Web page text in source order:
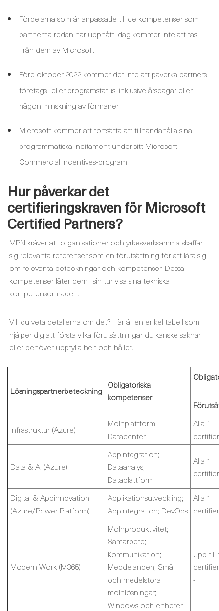
Fördelarna som är anpassade till de kompetenser som
partnerna redan har uppnått idag kommer inte att tas
ifrån dem av Microsoft.
Före oktober 2022 kommer det inte att påverka partners
företags- eller programstatus, inklusive årsdagar eller
någon minskning av förmåner.
Microsoft kommer att fortsätta att tillhandahålla sina
programmatiska incitament under sitt Microsoft
Commercial Incentives-program.
Hur påverkar det
certifieringskraven för Microsoft
Certified Partners?
MPN kräver att organisationer och yrkesverksamma skaffar
sig relevanta referenser som en förutsättning för att lära sig
om relevanta beteckningar och kompetenser. Dessa
kompetenser låter dem i sin tur visa sina tekniska
kompetensområden.
Vill du veta detaljerna om det? Här är en enkel tabell som
hjälper dig att förstå vilka förutsättningar du kanske saknar
eller behöver uppfylla helt och hållet.
Lösningspartnerbeteckning
Obligatoriska
kompetenser
Infrastruktur (Azure)
Molnplattform;
Datacenter
Alla 1
Data & AI (Azure)
Appintegration;
Dataanalys;
Dataplattform
Alla 1
Digital & Appinnovation
(Azure/Power Platform)
Applikationsutveckling;
Appintegration; DevOps
Alla 1
Modern Work (M365)
Molnproduktivitet;
Samarbete;
Kommunikation;
Meddelanden; Små
och medelstora
molnlösningar;
Windows och enheter
Upp till
-